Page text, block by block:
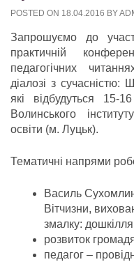
POSTED ON 18.04.2016 BY
Запрошуємо до
практичній
педагогічних
діалозі з
які відбудуться
Волинського
освіти (м. Луцьк).
Тематичні напрями
Василь
Вітчизни,
змалку:
розвиток
педагог –